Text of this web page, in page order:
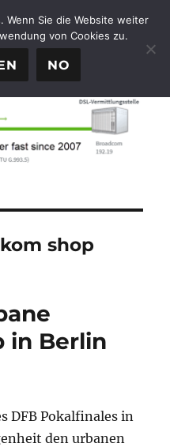
shop
in Berlin
DFB Pokalfinales in
den urbanen
Wenn Sie die Website weiter
von Cookies zu.
NO